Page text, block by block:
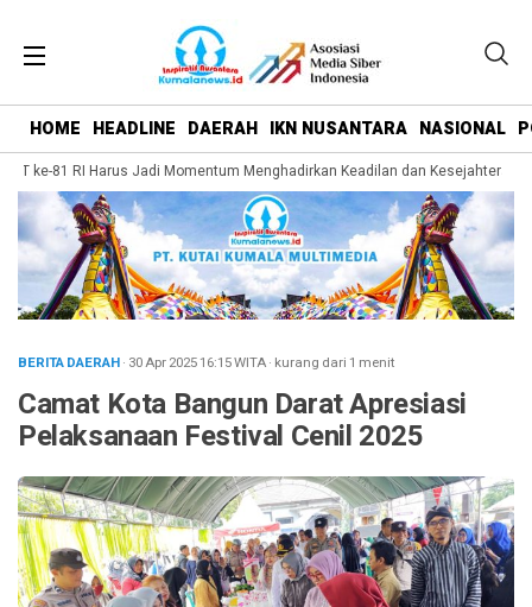
HOME HEADLINE DAERAH IKN NUSANTARA NASIONAL
ke-81 RI Harus Jadi Momentum Menghadirkan Keadilan dan Kesejahteraan
BERITA DAERAH· 30 Apr 202516:15WITA· kurang dari 1 menit
Camat Kota Bangun Darat Apresiasi
Pelaksanaan Festival Cenil 2025